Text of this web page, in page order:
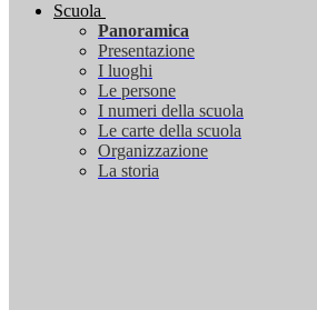
Scuola
Panoramica
Presentazione
I luoghi
Le persone
I numeri della scuola
Le carte della scuola
Organizzazione
La storia